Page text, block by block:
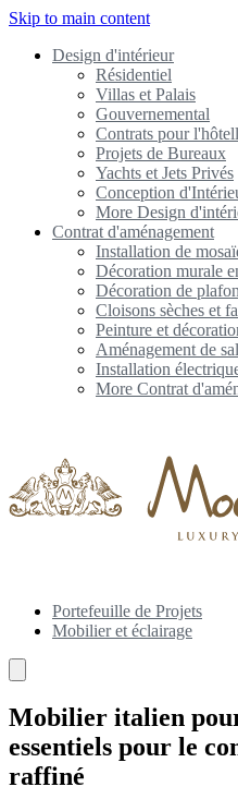
Skip to main content
Design d'intérieur
Résidentiel
Villas et Palais
Gouvernemental
Contrats pour
Projets de Bureaux
Yachts et Jets Privés
Conception
More Design
Contrat d'aménagement
Installation de
Décoration murale
Décoration de
Cloisons sèches et
Peinture et
Aménagement de
Installation
More Contrat
Portefeuille de Projets
Mobilier et éclairage
Mobilier italien
essentiels pour le
raffiné